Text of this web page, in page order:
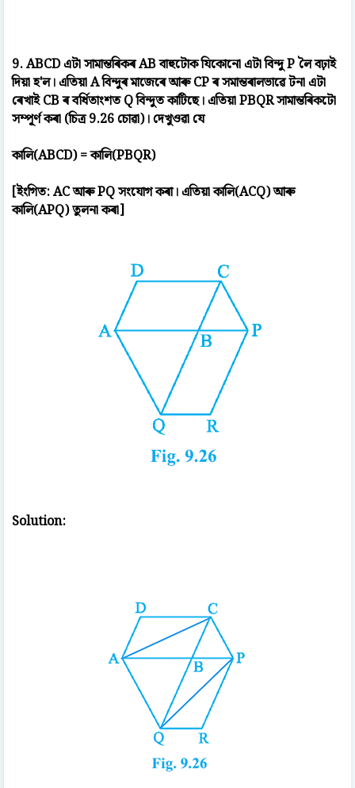
9. ABCD এটা সামান্তৰিকৰ AB বাহুটোক যিকোনো এটা বিন্দু P লৈ বঢ়াই
দিয়া হ'ল। এতিয়া A বিন্দুৰ মাজেৰে আৰু CP ৰ সমান্তৰালভাৱে টনা এটা
ৰেখাই CB ৰ বৰ্ধিতাংশত Q বিন্দুত কাটিছে। এতিয়া PBQR সামান্তৰিকটো
সম্পূৰ্ণ কৰা (চিত্ৰ 9.26 চোৱা)। দেখুওৱা যে
কালি(ABCD) = কালি(PBQR)
[ইংগিত: AC আৰু PQ সংযোগ কৰা। এতিয়া কালি(ACQ) আৰু
কালি(APQ) তুলনা কৰা]
Solution: